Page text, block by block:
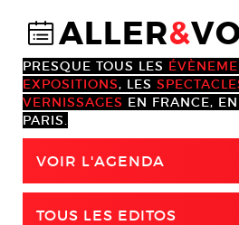
@ALLER&
PRESQUE TOUS LES
EXPOSITIONS, LES
VERNISSAGES EN FRANCE,
PARIS.
VOIR L'AGENDA
TOUS LES EDITOS